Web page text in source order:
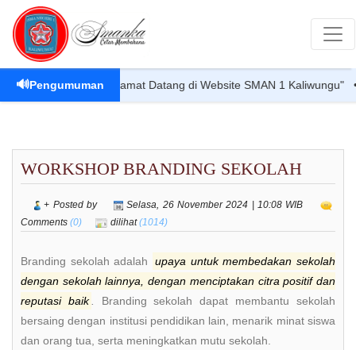
🔊Pengumuman"Selamat Datang di Website SMAN 1 Kaliwungu" •
WORKSHOP BRANDING SEKOLAH
+ Posted by
Selasa, 26 November 2024 | 10:08 WIB
Comments (0) dilihat(1014)
Branding sekolah adalah
upaya untuk membedakan sekolah
dengan sekolah lainnya, dengan menciptakan citra positif dan
reputasi baik
Branding sekolah dapat membantu sekolah
bersaing dengan institusi pendidikan lain, menarik minat siswa
dan orang tua, serta meningkatkan mutu sekolah.